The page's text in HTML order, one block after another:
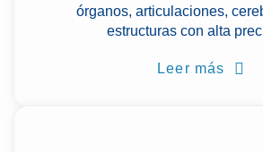
órganos, articulaciones,
estructuras con alta
Leer más